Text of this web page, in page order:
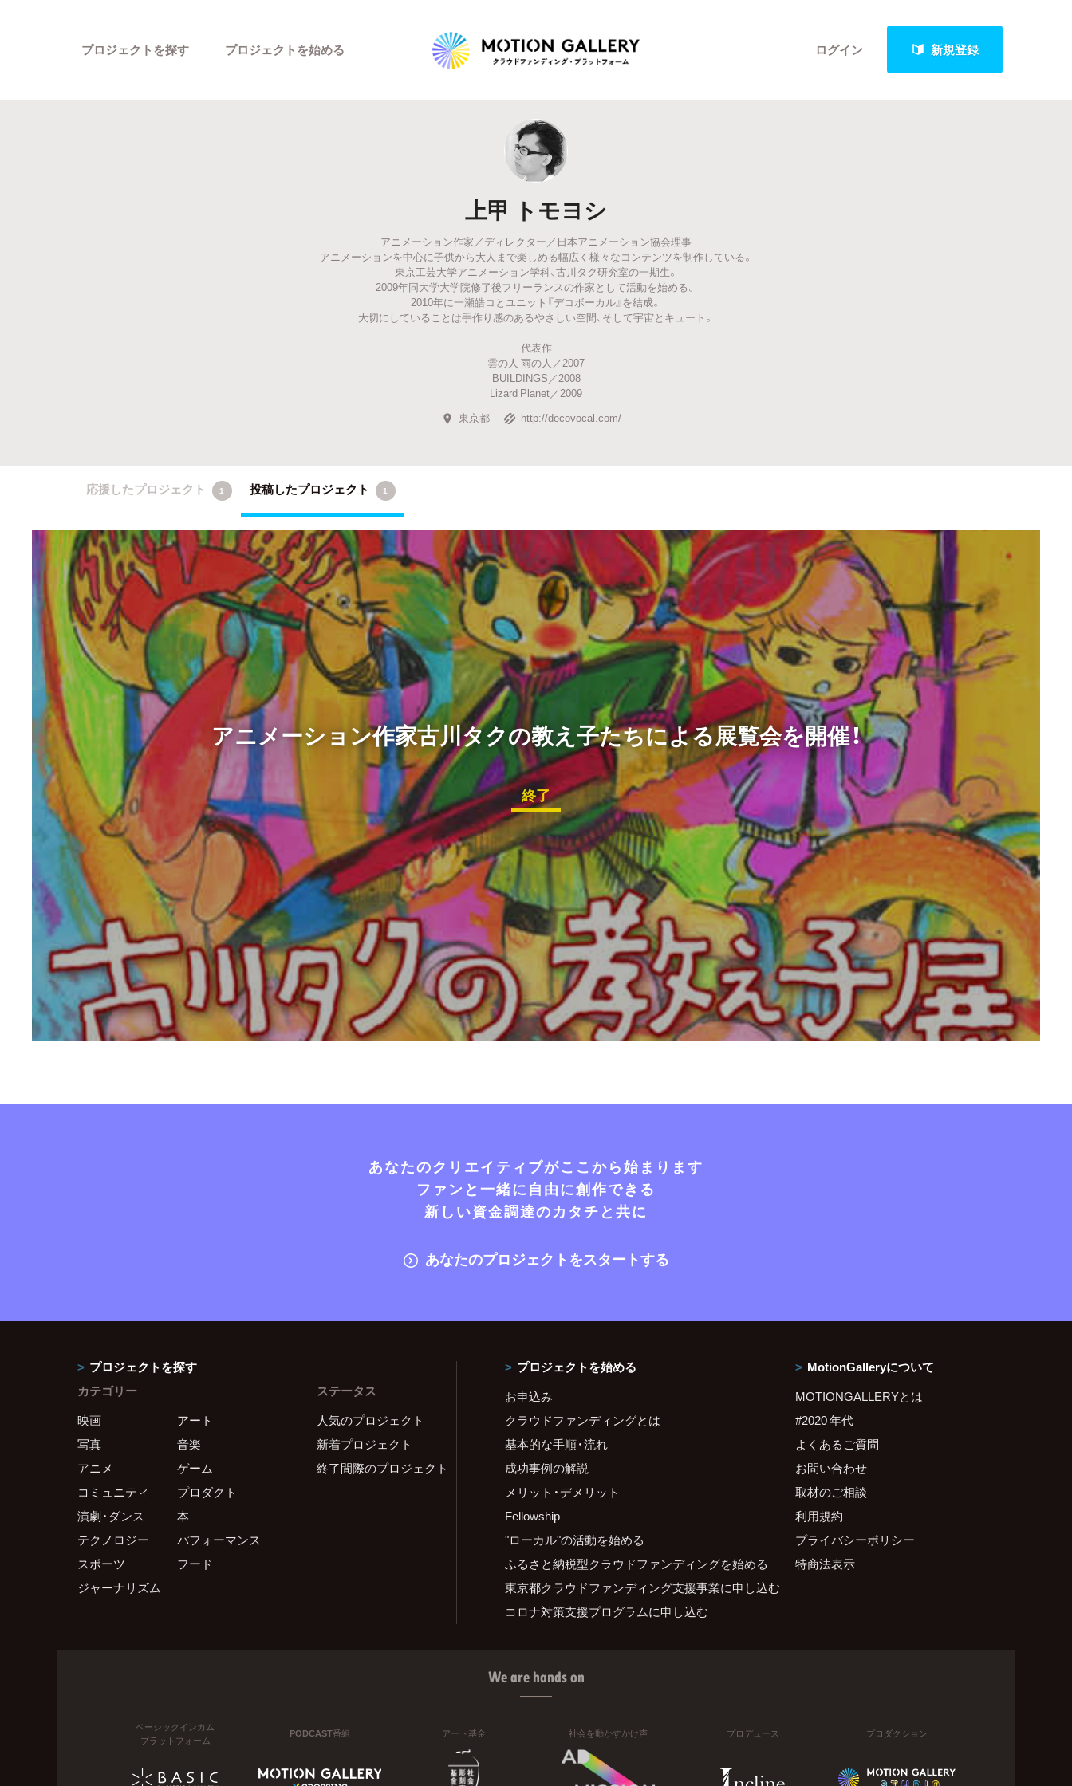
ログイン 新規登録
プロジェクトを探す
Highlight
新着プロジェクト
Feature
タグから探す キュレーターから探す 特集から探す
Legendary
プロジェクトを始める
上甲 トモヨシ
アニメーション作家／ディレクター／日本アニメーション協会理事
アニメーションを中心に子供から大人まで楽しめる幅広く様々なコンテンツを制作している。
東京工芸大学アニメーション学科、古川タク研究室の一期生。
2009年同大学大学院修了後フリーランスの作家として活動を始める。
2010年に一瀬皓コとユニット『デコボーカル』を結成。
大切にしていることは手作り感のあるやさしい空間、そして宇宙とキュート。
代表作
雲の人 雨の人／2007
BUILDINGS／2008
Lizard Planet／2009
東京都
http://decovocal.com/
応援したプロジェクト 1 投稿したプロジェクト 1
アニメーション作家古川タクの教え子たちによる展覧会を開催！
終了
あなたのクリエイティブがここから始まります
ファンと一緒に自由に創作できる
新しい資金調達のカタチと共に
あなたのプロジェクトをスタートする
プロジェクトを探す
カテゴリー
映画
アート
写真
音楽
アニメ
ゲーム
コミュニティ
プロダクト
演劇・ダンス
本
テクノロジー
パフォーマンス
スポーツ
フード
ジャーナリズム
ステータス
人気のプロジェクト
新着プロジェクト
終了間際のプロジェクト
プロジェクトを始める
お申込み
クラウドファンディングとは
基本的な手順・流れ
成功事例の解説
メリット・デメリット
Fellowship
"ローカル"の活動を始める
ふるさと納税型クラウドファンディングを始める
東京都クラウドファンディング支援事業に申し込む
コロナ対策支援プログラムに申し込む
MotionGalleryについて
MOTIONGALLERYとは
#2020 年代
よくあるご質問
お問い合わせ
取材のご相談
利用規約
プライバシーポリシー
特商法表示
We are hands on
ベーシックインカム
プラットフォーム
PODCAST番組 アート基金 社会を動かすかけ声 プロデュース プロダクション